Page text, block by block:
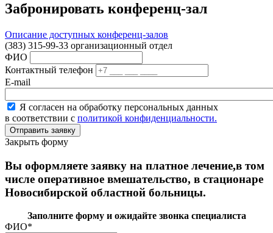
Забронировать конференц-зал
Описание доступных конференц-залов
(383) 315-99-33 организационный отдел
ФИО
Контактный телефон
E-mail
Я согласен на обработку персональных данных
в соответствии с политикой конфиденциальности.
Закрыть форму
Вы оформляете заявку на платное лечение,в том
числе оперативное вмешательство, в стационаре
Новосибирской областной больницы.
Заполните форму и ожидайте звонка специалиста
ФИО*